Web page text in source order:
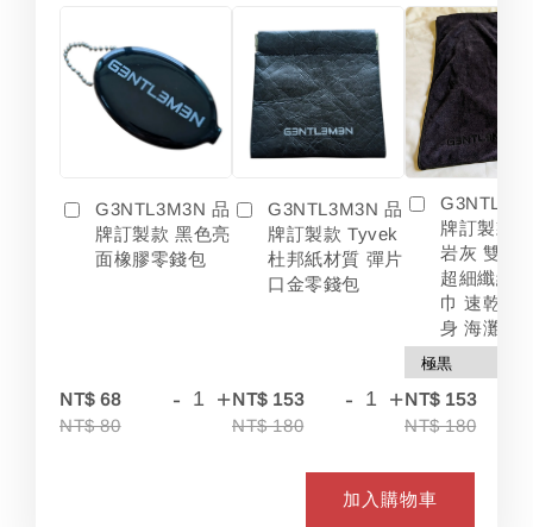
G3NTL3M3N 品
牌訂製款 黑色亮
面橡膠零錢包
NT$ 68
NT$ 80
- +
G3NTL3M3N 品
牌訂製款 Tyvek
杜邦紙材質 彈片
口金零錢包
NT$ 153
NT$ 180
- +
牌訂製款
岩灰 雙色
超細纖維
巾 速乾 吸
身 海灘
NT$ 153
NT$ 180
加入購物車